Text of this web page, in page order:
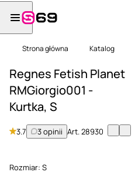
Strona główna Katalog
Regnes Fetish Planet
RMGiorgio001 -
Kurtka, S
3.7 3 opinii Art.28930
Rozmiar: S